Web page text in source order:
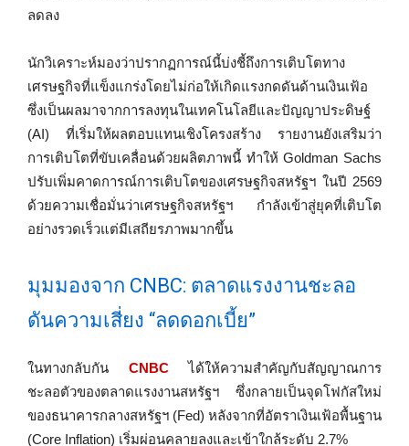
ลดลง
นักวิเคราะห์มองว่าปรากฏการณ์นี้บ่งชี้ถึงการเติบโตทาง
เศรษฐกิจที่แข็งแกร่งโดยไม่ก่อให้เกิดแรงกดดันด้านเงินเฟ้อ
ซึ่งเป็นผลมาจากการลงทุนในเทคโนโลยีและปัญญาประดิษฐ์
(AI) ที่เริ่มให้ผลตอบแทนเชิงโครงสร้าง รายงานยังเสริมว่า
การเติบโตที่ขับเคลื่อนด้วยผลิตภาพนี้ ทำให้ Goldman Sachs
ปรับเพิ่มคาดการณ์การเติบโตของเศรษฐกิจสหรัฐฯ ในปี 2569
ด้วยความเชื่อมั่นว่าเศรษฐกิจสหรัฐฯ กำลังเข้าสู่ยุคที่เติบโต
อย่างรวดเร็วแต่มีเสถียรภาพมากขึ้น
มุมมองจาก CNBC: ตลาดแรงงานชะลอ
ดันความเสี่ยง “ลดดอกเบี้ย”
ในทางกลับกัน CNBCได้ให้ความสำคัญกับสัญญาณการ
ชะลอตัวของตลาดแรงงานสหรัฐฯ ซึ่งกลายเป็นจุดโฟกัสใหม่
ของธนาคารกลางสหรัฐฯ (Fed) หลังจากที่อัตราเงินเฟ้อพื้นฐาน
(Core Inflation) เริ่มผ่อนคลายลงและเข้าใกล้ระดับ 2.7%